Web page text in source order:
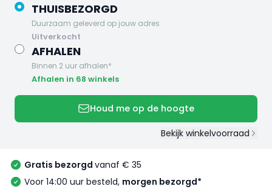
THUISBEZORGD
Duurzaam geleverd op jouw adres
uitverkocht
AFHALEN
Binnen 2 uur afhalen*
Afhalen in 68 winkels
Houd me op de hoogte
Bekijk winkelvoorraad
Gratis bezorgd vanaf € 35
Voor 14:00 uur besteld, morgen bezorgd*